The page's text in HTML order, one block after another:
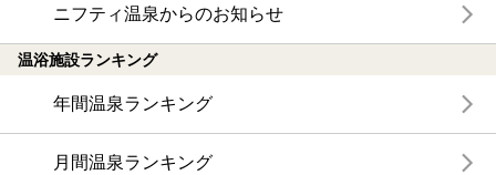
ニフティ温泉からのお知らせ
温浴施設ランキング
年間温泉ランキング
月間温泉ランキング